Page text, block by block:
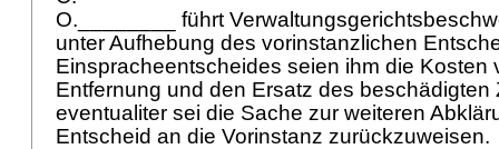
O.________ führt
unter Aufhebung des vorinstanzlichen
Einspracheentscheides seien ihm die Kosten
Entfernung und den Ersatz des
eventualiter sei die Sache zur weiteren
Entscheid an die Vorinstanz zurückzuweisen.